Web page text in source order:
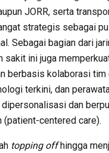
JORR, serta
strategis sebagai
Sebagai bagian dari
sakit ini juga
berbasis kolaborasi tim
terkini, dan
dan
(patient-centered care).
topping offhingga